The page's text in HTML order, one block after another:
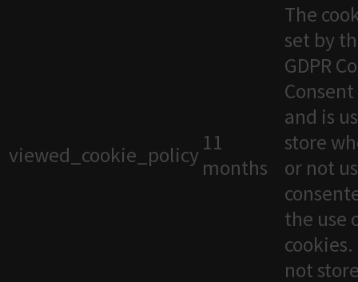
viewed_cookie_policy 11
months
The
set by
GDPR
and is
store
or not
the use
not